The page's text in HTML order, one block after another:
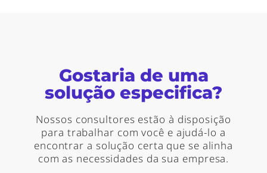
Gostaria de uma
solução especifica?
Nossos consultores estão à disposição
para trabalhar com você e ajudá-lo a
encontrar a solução certa que se alinha
com as necessidades da sua empresa.